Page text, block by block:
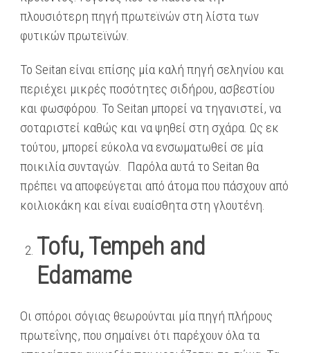
πλουσιότερη πηγή πρωτεϊνών στη λίστα των
φυτικών πρωτεϊνών.
Το Seitan είναι επίσης μία καλή πηγή σεληνίου και
περιέχει μικρές ποσότητες σιδήρου, ασβεστίου
και φωσφόρου. Το Seitan μπορεί να τηγανιστεί, να
σοταριστεί καθώς και να ψηθεί στη σχάρα. Ως εκ
τούτου, μπορεί εύκολα να ενσωματωθεί σε μία
ποικιλία συνταγών. Παρόλα αυτά το Seitan θα
πρέπει να αποφεύγεται από άτομα που πάσχουν από
κοιλιοκάκη και είναι ευαίσθητα στη γλουτένη.
Tofu, Tempeh and
Edamame
Οι σπόροι σόγιας θεωρούνται μία πηγή πλήρους
πρωτεΐνης, που σημαίνει ότι παρέχουν όλα τα